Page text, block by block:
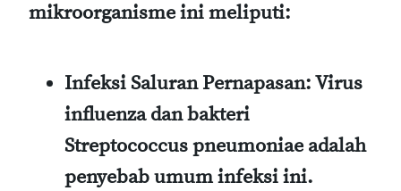
mikroorganisme ini meliputi:
Infeksi Saluran Pernapasan: Virus
influenza dan bakteri
Streptococcus pneumoniae adalah
penyebab umum infeksi ini.